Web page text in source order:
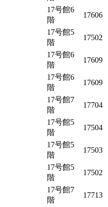
17号館6
階
17606
17号館5
階
17502
17号館6
階
17609
17号館6
階
17609
17号館7
階
17704
17号館5
階
17504
17号館5
階
17503
17号館5
階
17502
17号館7
階
17713